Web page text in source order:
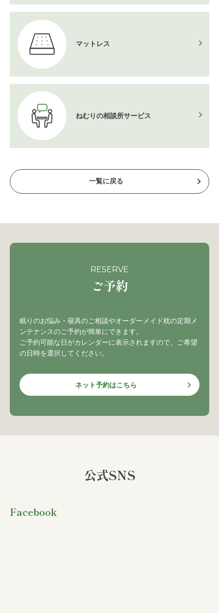
マットレス
ねむりの相談所サービス
一覧に戻る
RESERVE
ご予約
眠りのお悩み・寝具のご相談やオーダーメイド枕の定期メ
ンテナンスのご予約が簡単にできます。
ご予約可能な日がカレンダーに表示されますので、ご希望
の日時を選択してください。
ネット予約はこちら
公式SNS
Facebook